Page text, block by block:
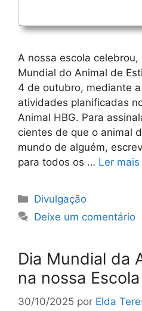
A nossa escola
Mundial do Animal de
4 de outubro, mediante
atividades planificadas
Animal HBG. Para
cientes de que o animal
mundo de alguém,
para todos os … Ler mais
Categorias
Divulgação
Deixe um comentário
Dia Mundial da
na nossa Escola
30/10/2025 por Elda